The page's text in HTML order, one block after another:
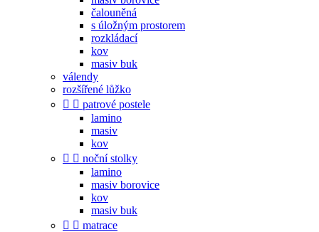
čalouněná
s úložným prostorem
rozkládací
kov
masiv buk
válendy
rozšířené lůžko
  patrové postele
lamino
masiv
kov
  noční stolky
lamino
masiv borovice
kov
masiv buk
  matrace